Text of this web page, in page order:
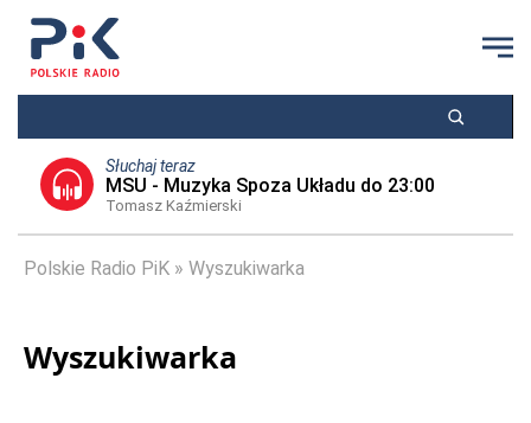
Słuchaj teraz
MSU - Muzyka Spoza Układu do 23:00
Tomasz Kaźmierski
Polskie Radio PiK Wyszukiwarka
Wyszukiwarka